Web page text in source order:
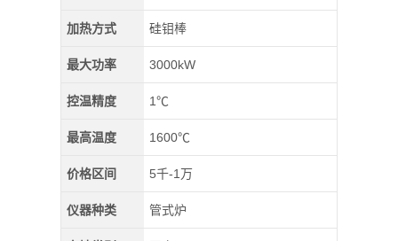
加热方式 硅钼棒
最大功率 3000kW
控温精度 1℃
最高温度 1600℃
价格区间 5千-1万
仪器种类 管式炉